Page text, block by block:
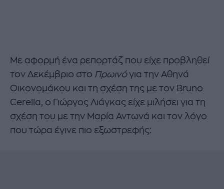
Με αφορμή ένα ρεπορτάζ που είχε προβληθεί
τον Δεκέμβριο στο Πρωινόγια την Αθηνά
Οικονομάκου και τη σχέση της με τον Bruno
Cerella, ο Γιώργος Λιάγκας είχε μιλήσει για τη
σχέση του με την Μαρία Αντωνά και τον λόγο
που τώρα έγινε πιο εξωστρεφής: